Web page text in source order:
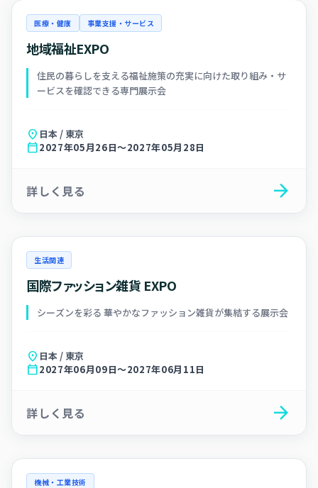
医療・健康 事業支援・サービス
地域福祉EXPO
住民の暮らしを支える福祉施策の充実に向けた取り組み・サ
ービスを確認できる専門展示会
location_on 日本 / 東京
calendar_today2027年05月26日～2027年05月28日
詳しく見る arrow_forward
生活関連
国際ファッション雑貨 EXPO
シーズンを彩る 華やかなファッション雑貨が集結する展示会
location_on 日本 / 東京
calendar_today2027年06月09日～2027年06月11日
詳しく見る arrow_forward
機械・工業技術